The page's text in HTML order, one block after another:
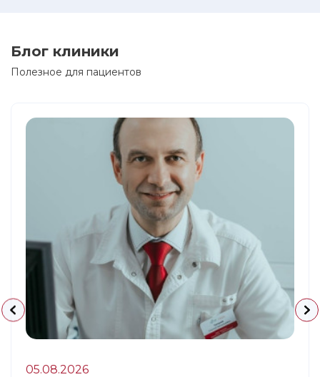
Блог клиники
Полезное для пациентов
05.08.2026